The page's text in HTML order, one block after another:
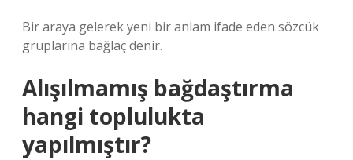
Bir araya gelerek yeni bir anlam ifade eden sözcük
gruplarına bağlaç denir.
Alışılmamış bağdaştırma
hangi toplulukta
yapılmıştır?